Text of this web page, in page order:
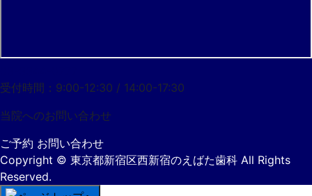
受付時間：9:00-12:30 / 14:00-17:30
当院へのお問い合わせ
ご予約 お問い合わせ
Copyright © 東京都新宿区西新宿のえばた歯科 All Rights
Reserved.